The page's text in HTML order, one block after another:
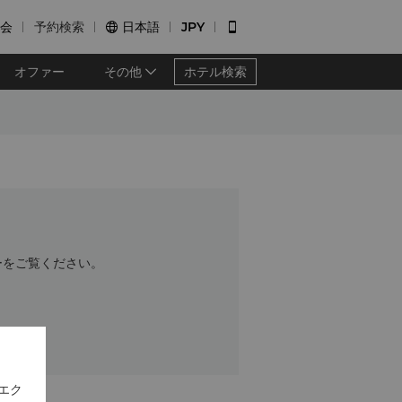
予約検索  日本語 JPY 
オファー その他 ホテル検索
ご覧ください。
ク